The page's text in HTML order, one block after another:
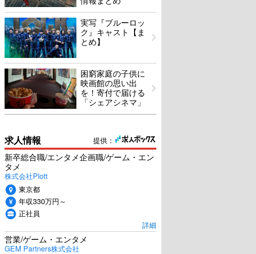
実写『ブルーロッ
ク』キャスト【ま
とめ】
困窮家庭の子供に
映画館の思い出
を！寄付で届ける
「シェアシネマ」
提供：
求人情報
新卒総合職/エンタメ企画職/ゲーム・エン
タメ
株式会社Plott
東京都
年収330万円～
正社員
詳細
営業/ゲーム・エンタメ
GEM Partners株式会社